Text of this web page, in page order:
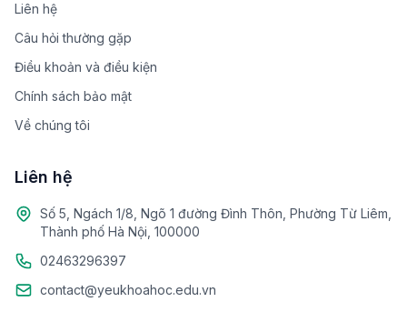
Liên hệ
Câu hỏi thường gặp
Điều khoản và điều kiện
Chính sách bảo mật
Về chúng tôi
Liên hệ
Số 5, Ngách 1/8, Ngõ 1 đường Đình Thôn, Phường Từ Liêm,
Thành phố Hà Nội, 100000
02463296397
contact@yeukhoahoc.edu.vn